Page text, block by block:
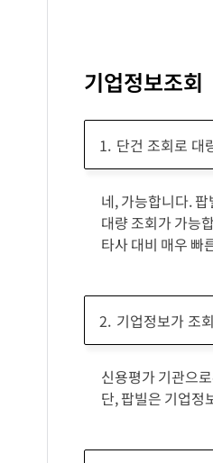
기업정보조회
단건 조회로 대
네, 가능합니다.
대량 조회가 가능
타사 대비 매우 빠
기업정보가 조
신용평가 기관으
단, 팝빌은 기업정